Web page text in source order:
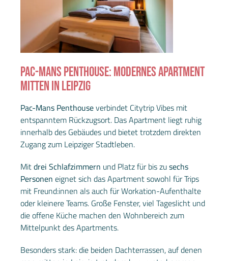
PAC-MANS PENTHOUSE: MODERNES APARTMENT
MITTEN IN LEIPZIG
Pac-Mans Penthouseverbindet Citytrip Vibes mit
entspanntem Rückzugsort. Das Apartment liegt ruhig
innerhalb des Gebäudes und bietet trotzdem direkten
Zugang zum Leipziger Stadtleben.
Mitdrei Schlafzimmern und Platz für bis zusechs
Personen eignet sich das Apartment sowohl für Trips
mit Freund:innen als auch für Workation-Aufenthalte
oder kleinere Teams. Große Fenster, viel Tageslicht und
die offene Küche machen den Wohnbereich zum
Mittelpunkt des Apartments.
Besonders stark: die beiden Dachterrassen, auf denen